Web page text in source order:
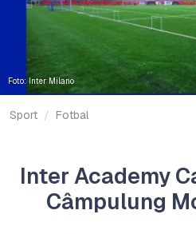
Foto: Inter Milano
Sport Fotbal
Inter Academy
Câmpulung